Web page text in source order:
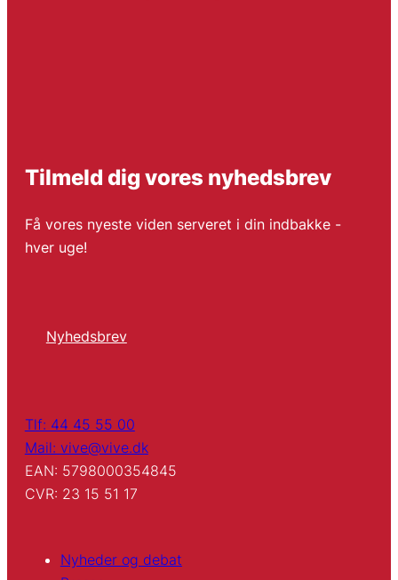
Tilmeld dig vores nyhedsbrev
Få vores nyeste viden serveret i din indbakke -
hver uge!
Nyhedsbrev
Tlf: 44 45 55 00
Mail: vive@vive.dk
EAN: 5798000354845
CVR: 23 15 51 17
Nyheder og debat